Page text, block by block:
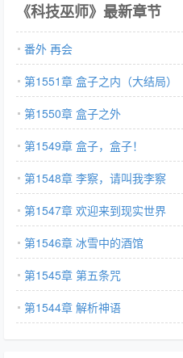
《科技巫师》最新章节
番外 再会
第1551章 盒子之内（大结局）
第1550章 盒子之外
第1549章 盒子，盒子！
第1548章 李察，请叫我李察
第1547章 欢迎来到现实世界
第1546章 冰雪中的酒馆
第1545章 第五条咒
第1544章 解析神语